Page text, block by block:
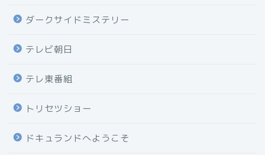
ダークサイドミステリー
テレビ朝日
テレ東番組
トリセツショー
ドキュランドへようこそ